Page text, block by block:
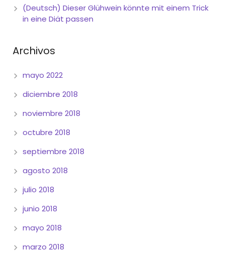
(Deutsch) Dieser Glühwein könnte mit einem Trick
in eine Diät passen
Archivos
mayo 2022
diciembre 2018
noviembre 2018
octubre 2018
septiembre 2018
agosto 2018
julio 2018
junio 2018
mayo 2018
marzo 2018